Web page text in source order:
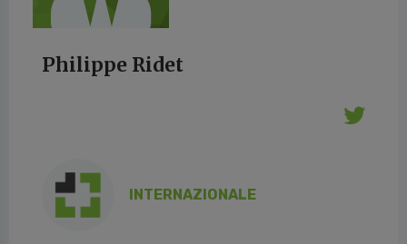
Philippe Ridet
INTERNAZIONALE